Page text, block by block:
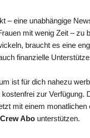
– eine unabhängige
mit wenig Zeit – zu
braucht es eine
finanzielle
ist für dich nahezu
zur Verfügung.
mit einem monatlichen
Abo unterstützen.